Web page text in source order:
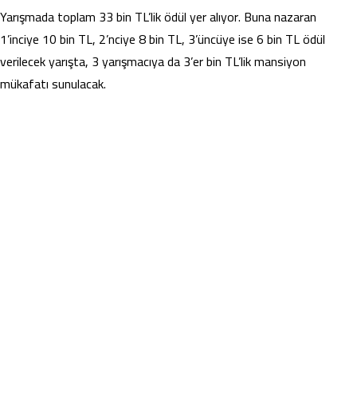
Yarışmada toplam 33 bin TL’lik ödül yer alıyor. Buna nazaran
1’inciye 10 bin TL, 2’nciye 8 bin TL, 3’üncüye ise 6 bin TL ödül
verilecek yarışta, 3 yarışmacıya da 3’er bin TL’lik mansiyon
mükafatı sunulacak.